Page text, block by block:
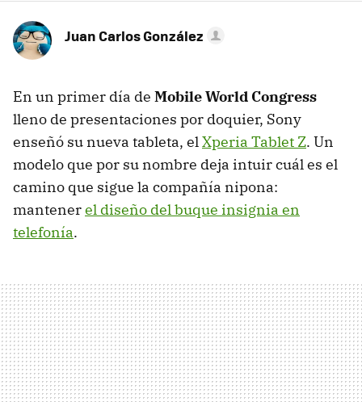
Juan Carlos González
En un primer día de Mobile World Congress
lleno de presentaciones por doquier, Sony
enseñó su nueva tableta, elXperia Tablet Z. Un
modelo que por su nombre deja intuir cuál es el
camino que sigue la compañía nipona:
mantenerel diseño del buque insignia en
telefonía.